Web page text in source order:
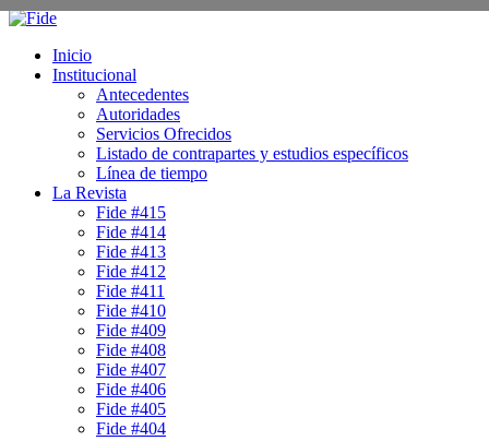
Inicio
Institucional
Antecedentes
Autoridades
Servicios Ofrecidos
Listado de contrapartes y estudios específicos
Línea de tiempo
La Revista
Fide #415
Fide #414
Fide #413
Fide #412
Fide #411
Fide #410
Fide #409
Fide #408
Fide #407
Fide #406
Fide #405
Fide #404